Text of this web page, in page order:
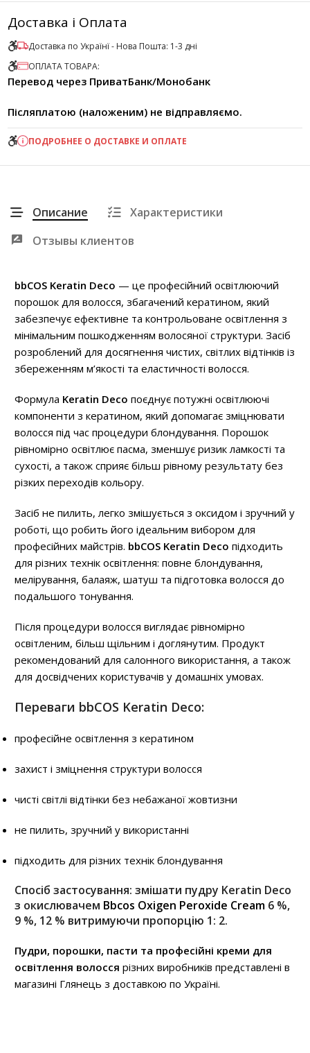
Доставка і Оплата
Доставка по Українї - Нова Пошта: 1-3 дні
ОПЛАТА ТОВАРА:
Перевод через ПриватБанк/Монобанк
Післяплатою (наложеним) не відправляємо.
ПОДРОБНЕЕ О ДОСТАВКЕ И ОПЛАТЕ
Описание
Характеристики
Отзывы клиентов
bbCOS Keratin Deco — це професійний освітлюючий
порошок для волосся, збагачений кератином, який
забезпечує ефективне та контрольоване освітлення з
мінімальним пошкодженням волосяної структури. Засіб
розроблений для досягнення чистих, світлих відтінків із
збереженням м’якості та еластичності волосся.
Формула Keratin Deco поєднує потужні освітлюючі
компоненти з кератином, який допомагає зміцнювати
волосся під час процедури блондування. Порошок
рівномірно освітлює пасма, зменшує ризик ламкості та
сухості, а також сприяє більш рівному результату без
різких переходів кольору.
Засіб не пилить, легко змішується з оксидом і зручний у
роботі, що робить його ідеальним вибором для
професійних майстрів. bbCOS Keratin Deco підходить
для різних технік освітлення: повне блондування,
мелірування, балаяж, шатуш та підготовка волосся до
подальшого тонування.
Після процедури волосся виглядає рівномірно
освітленим, більш щільним і доглянутим. Продукт
рекомендований для салонного використання, а також
для досвідчених користувачів у домашніх умовах.
Переваги bbCOS Keratin Deco:
професійне освітлення з кератином
захист і зміцнення структури волосся
чисті світлі відтінки без небажаної жовтизни
не пилить, зручний у використанні
підходить для різних технік блондування
Спосіб застосування: змішати пудру Keratin Deco
з окислювачем Bbcos Oxigen Peroxide Cream 6 %,
9 %, 12 % витримуючи пропорцію 1: 2.
Пудри, порошки, пасти та професійні креми для
освітлення волосся різних виробників представлені в
магазині Глянець з доставкою по Україні.